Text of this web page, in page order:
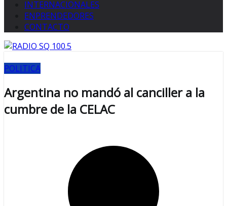
INTERNACIONALES
ENPRENDEDORES
CONTACTO
POLITICA
Argentina no mandó al canciller a la
cumbre de la CELAC